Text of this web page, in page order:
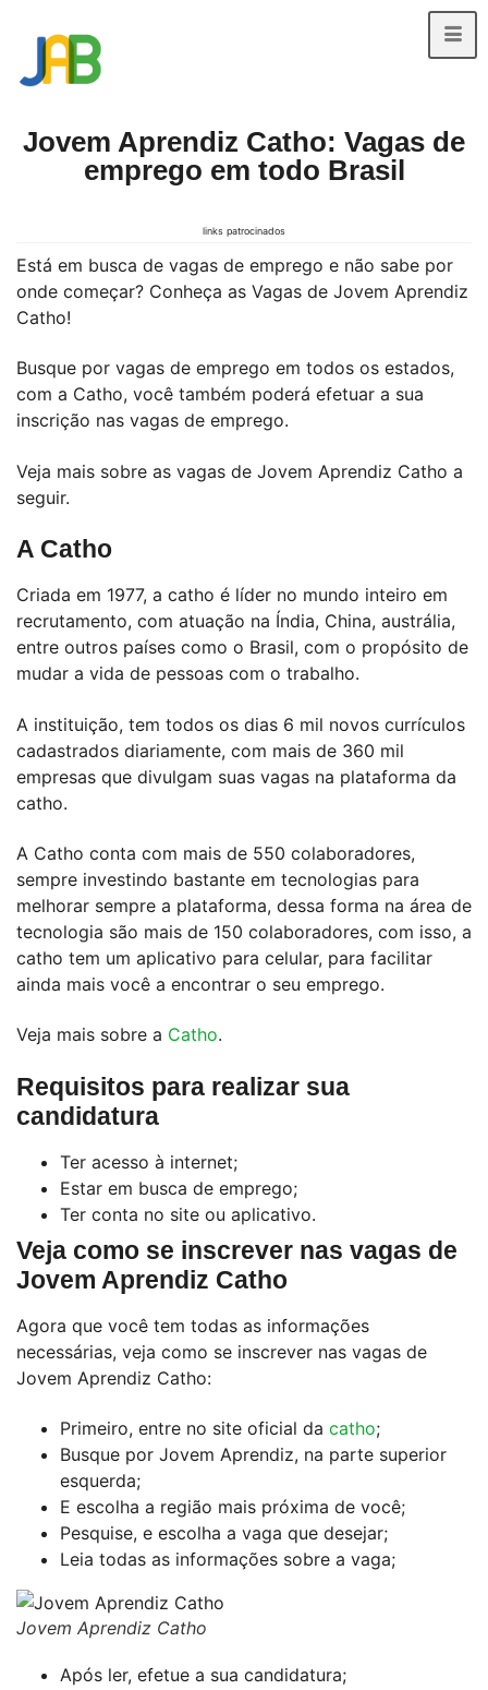
Jovem Aprendiz Catho: Vagas de
emprego em todo Brasil
links patrocinados
Está em busca de vagas de emprego e não sabe por
onde começar? Conheça as Vagas de Jovem Aprendiz
Catho!
Busque por vagas de emprego em todos os estados,
com a Catho, você também poderá efetuar a sua
inscrição nas vagas de emprego.
Veja mais sobre as vagas de Jovem Aprendiz Catho a
seguir.
A Catho
Criada em 1977, a catho é líder no mundo inteiro em
recrutamento, com atuação na Índia, China, austrália,
entre outros países como o Brasil, com o propósito de
mudar a vida de pessoas com o trabalho.
A instituição, tem todos os dias 6 mil novos currículos
cadastrados diariamente, com mais de 360 mil
empresas que divulgam suas vagas na plataforma da
catho.
A Catho conta com mais de 550 colaboradores,
sempre investindo bastante em tecnologias para
melhorar sempre a plataforma, dessa forma na área de
tecnologia são mais de 150 colaboradores, com isso, a
catho tem um aplicativo para celular, para facilitar
ainda mais você a encontrar o seu emprego.
Veja mais sobre a Catho.
Requisitos para realizar sua
candidatura
Ter acesso à internet;
Estar em busca de emprego;
Ter conta no site ou aplicativo.
Veja como se inscrever nas vagas de
Jovem Aprendiz Catho
Agora que você tem todas as informações
necessárias, veja como se inscrever nas vagas de
Jovem Aprendiz Catho:
Primeiro, entre no site oficial da catho;
Busque por Jovem Aprendiz, na parte superior
esquerda;
E escolha a região mais próxima de você;
Pesquise, e escolha a vaga que desejar;
Leia todas as informações sobre a vaga;
Jovem Aprendiz Catho
Após ler, efetue a sua candidatura;